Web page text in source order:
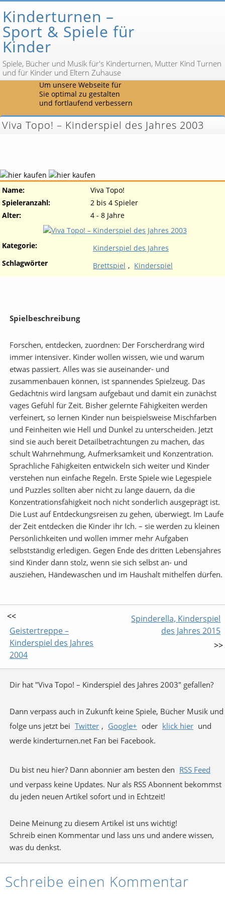
Kinderturnen –
Sport & Spiele für
Kinder
Spiele, Bücher und Musik für's Kinderturnen, Mutter Kind Turnen
und für Kinder und Eltern Zuhause
Viva Topo! – Kinderspiel des Jahres 2003
Name:
Viva Topo!
Spieleranzahl:
2 bis 4 Spieler
Alter:
4 - 8 Jahre
Kategorie:
Kinderspiel des Jahres
Schlagwörter
Brettspiel , Kinderspiel
Spielbeschreibung
Forschen, entdecken, zuordnen: Der Forscherdrang wird
immer intensiver. Kinder wollen wissen, wie und warum
etwas passiert. Alles was sie auseinander- und
zusammenbauen können, ist spannendes Spielzeug. Das
Gedächtnis wird langsam aufgebaut und damit ein zunächst
vages Gefühl für Zeit. Bisher gelernte Fähigkeiten werden
verfeinert, so lernen Kinder nun beispielsweise Mischfarben
und Feinheiten wie Hell und Dunkel zu unterscheiden. Jetzt
sind sie auch bereit Detailbetrachtungen zu machen, das
schult Wahrnehmung, Aufmerksamkeit und Konzentration.
Sprachliche Fähigkeiten entwickeln sich weiter und Kinder
verstehen nun einfache Regeln. Erste Spiele wie Legespiele
und Puzzles sollten aber nicht zu lange dauern, da die
Konzentrationsfähigkeit noch nicht sonderlich ausgeprägt ist.
Die Lust auf Entdeckungsreisen zu gehen, überwiegt. Im Laufe
der Zeit entdecken die Kinder ihr Ich. – sie werden zu kleinen
Persönlichkeiten und wollen immer mehr Aufgaben
selbstständig erledigen. Gegen Ende des dritten Lebensjahres
sind Kinder dann stolz, wenn sie sich selbst an- und
ausziehen, Händewaschen und im Haushalt mithelfen dürfen.
<<
Geistertreppe –
Kinderspiel des Jahres
2004
Spinderella, Kinderspiel
des Jahres 2015
>>
Dir hat "Viva Topo! – Kinderspiel des Jahres 2003" gefallen?
Dann verpass auch in Zukunft keine Spiele, Bücher Musik und
folge uns jetzt bei Twitter , Google+ oder klick hier und
werde kinderturnen.net Fan bei Facebook.
Du bist neu hier? Dann abonnier am besten den RSS Feed
und verpass keine Updates. Nur als RSS Abonnent bekommst
du jeden neuen Artikel sofort und in Echtzeit!
Deine Meinung zu diesem Artikel ist uns wichtig!
Schreib einen Kommentar und lass uns und andere wissen,
was du denkst.
Schreibe einen Kommentar
Um unsere Webseite für
Sie optimal zu gestalten
und fortlaufend verbessern